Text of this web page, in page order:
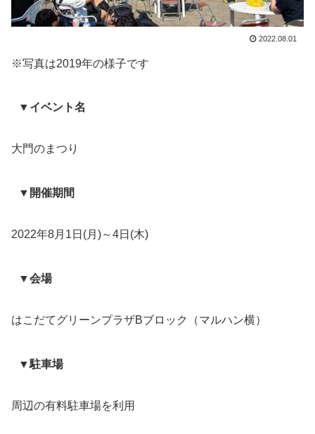
2022.08.01
※写真は2019年の様子です
▼イベント名
大門のまつり
▼開催期間
2022年8月1日(月)～4日(木)
▼会場
はこだてグリーンプラザBブロック（マルハン横）
▼駐車場
周辺の有料駐車場を利用